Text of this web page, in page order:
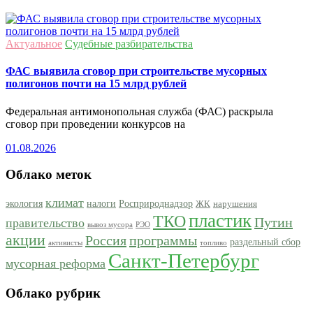
Актуальное Судебные разбирательства
ФАС выявила сговор при строительстве мусорных
полигонов почти на 15 млрд рублей
Федеральная антимонопольная служба (ФАС) раскрыла
сговор при проведении конкурсов на
01.08.2026
Облако меток
экология климат налоги Росприроднадзор ЖК нарушения
правительство вывоз мусора РЭО ТКОпластикПутин
акции активисты Россияпрограммы топливо раздельный сбор
мусорная реформа Санкт-Петербург
Облако рубрик